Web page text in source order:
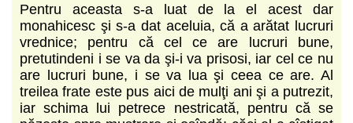
Pentru aceasta s-a luat de la el acest dar
monahicesc şi s-a dat aceluia, că a arătat lucruri
vrednice; pentru că cel ce are lucruri bune,
pretutindeni i se va da şi-i va prisosi, iar cel ce nu
are lucruri bune, i se va lua şi ceea ce are. Al
treilea frate este pus aici de mulţi ani şi a putrezit,
iar schima lui petrece nestricată, pentru că se